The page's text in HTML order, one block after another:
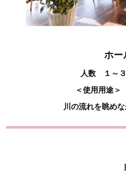
ホー
人数 １～
＜使用用途
川の流れを眺め